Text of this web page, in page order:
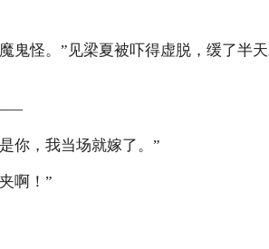
鬼怪。”见梁夏被吓得虚脱，缓了半
——
你，我当场就嫁了。”
啊！”